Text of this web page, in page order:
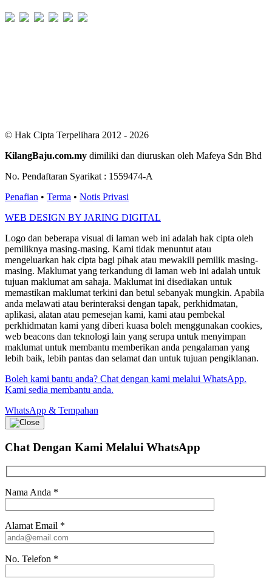
© Hak Cipta Terpelihara 2012 - 2026
KilangBaju.com.my dimiliki dan diuruskan oleh Mafeya Sdn Bhd
No. Pendaftaran Syarikat : 1559474-A
Penafian • Terma • Notis Privasi
WEB DESIGN BY JARING DIGITAL
Logo dan beberapa visual di laman web ini adalah hak cipta oleh
pemiliknya masing-masing. Kami tidak menuntut atau
mengeluarkan hak cipta bagi pihak atau mewakili pemilik masing-
masing. Maklumat yang terkandung di laman web ini adalah untuk
tujuan maklumat am sahaja. Maklumat ini disediakan untuk
memastikan maklumat terkini dan betul sebanyak mungkin. Apabila
anda melawati atau berinteraksi dengan tapak, perkhidmatan,
aplikasi, alatan atau pemesejan kami, kami atau pembekal
perkhidmatan kami yang diberi kuasa boleh menggunakan cookies,
web beacons dan teknologi lain yang serupa untuk menyimpan
maklumat untuk membantu memberikan anda pengalaman yang
lebih baik, lebih pantas dan selamat dan untuk tujuan pengiklanan.
Boleh kami bantu anda? Chat dengan kami melalui WhatsApp.
Kami sedia membantu anda.
WhatsApp & Tempahan
Chat Dengan Kami Melalui WhatsApp
Nama Anda *
Alamat Email *
No. Telefon *